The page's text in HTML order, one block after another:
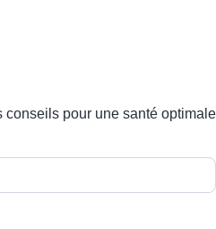
pour une santé optimale